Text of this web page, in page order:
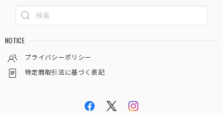
NOTICE
プライバシーポリシー
特定商取引法に基づく表記